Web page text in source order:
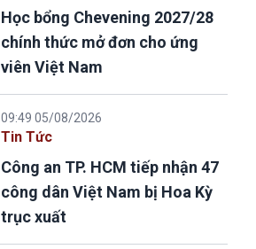
Học bổng Chevening 2027/28
chính thức mở đơn cho ứng
viên Việt Nam
09:49 05/08/2026
Tin Tức
Công an TP. HCM tiếp nhận 47
công dân Việt Nam bị Hoa Kỳ
trục xuất